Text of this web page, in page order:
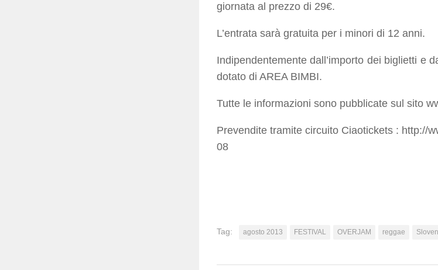
giornata al prezzo di 29€.
L’entrata sarà gratuita per i minori di 12 anni.
Indipendentemente dall’importo dei biglietti e
dotato di AREA BIMBI.
Tutte le informazioni sono pubblicate sul sito
Prevendite tramite circuito Ciaotickets : http://
08
Tag: agosto 2013 FESTIVAL OVERJAM reggae